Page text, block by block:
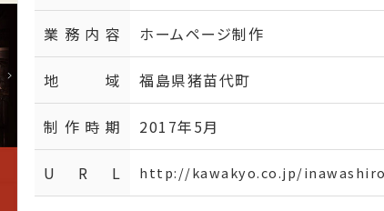
業務内容 ホームページ制作
地域 福島県猪苗代町
制作時期 2017年5月
U R L http://kawakyo.co.jp/